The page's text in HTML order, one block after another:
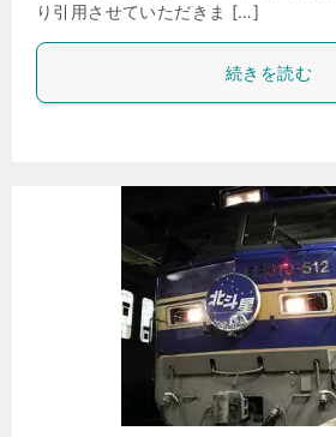
り引用させていただきま […]
続きを読む